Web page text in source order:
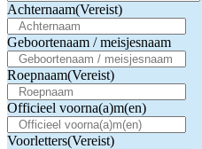
Achternaam(Vereist)
Geboortenaam / meisjesnaam
Roepnaam(Vereist)
Officieel voorna(a)m(en)
Voorletters(Vereist)